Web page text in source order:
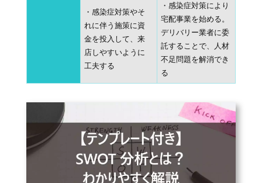
・感染症対策やそ
れに伴う施策に資
金を投入して、来
店しやすいように
工夫する
・感染症対策により
宅配事業を始める。
デリバリー業者に委
託することで、人材
不足問題を解消でき
る